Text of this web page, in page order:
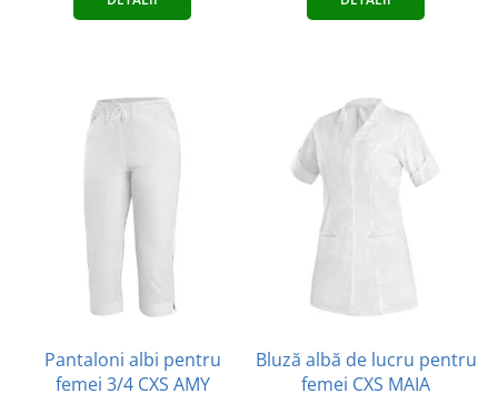
Pantaloni albi pentru
femei 3/4 CXS AMY
Bluză albă de lucru pentru
femei CXS MAIA